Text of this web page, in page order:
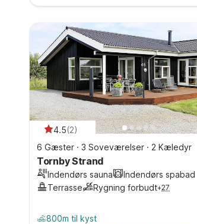
4.5(2)
6 Gæster · 3 Soveværelser · 2 Kæledyr
Tornby Strand
Indendørs sauna
Indendørs spabad
Terrasse
Rygning forbudt+27
800m til kyst